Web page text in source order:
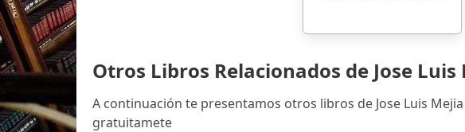
Otros Libros Relacionados de Jose Luis
A continuación te presentamos otros libros de Jose Luis
gratuitamete